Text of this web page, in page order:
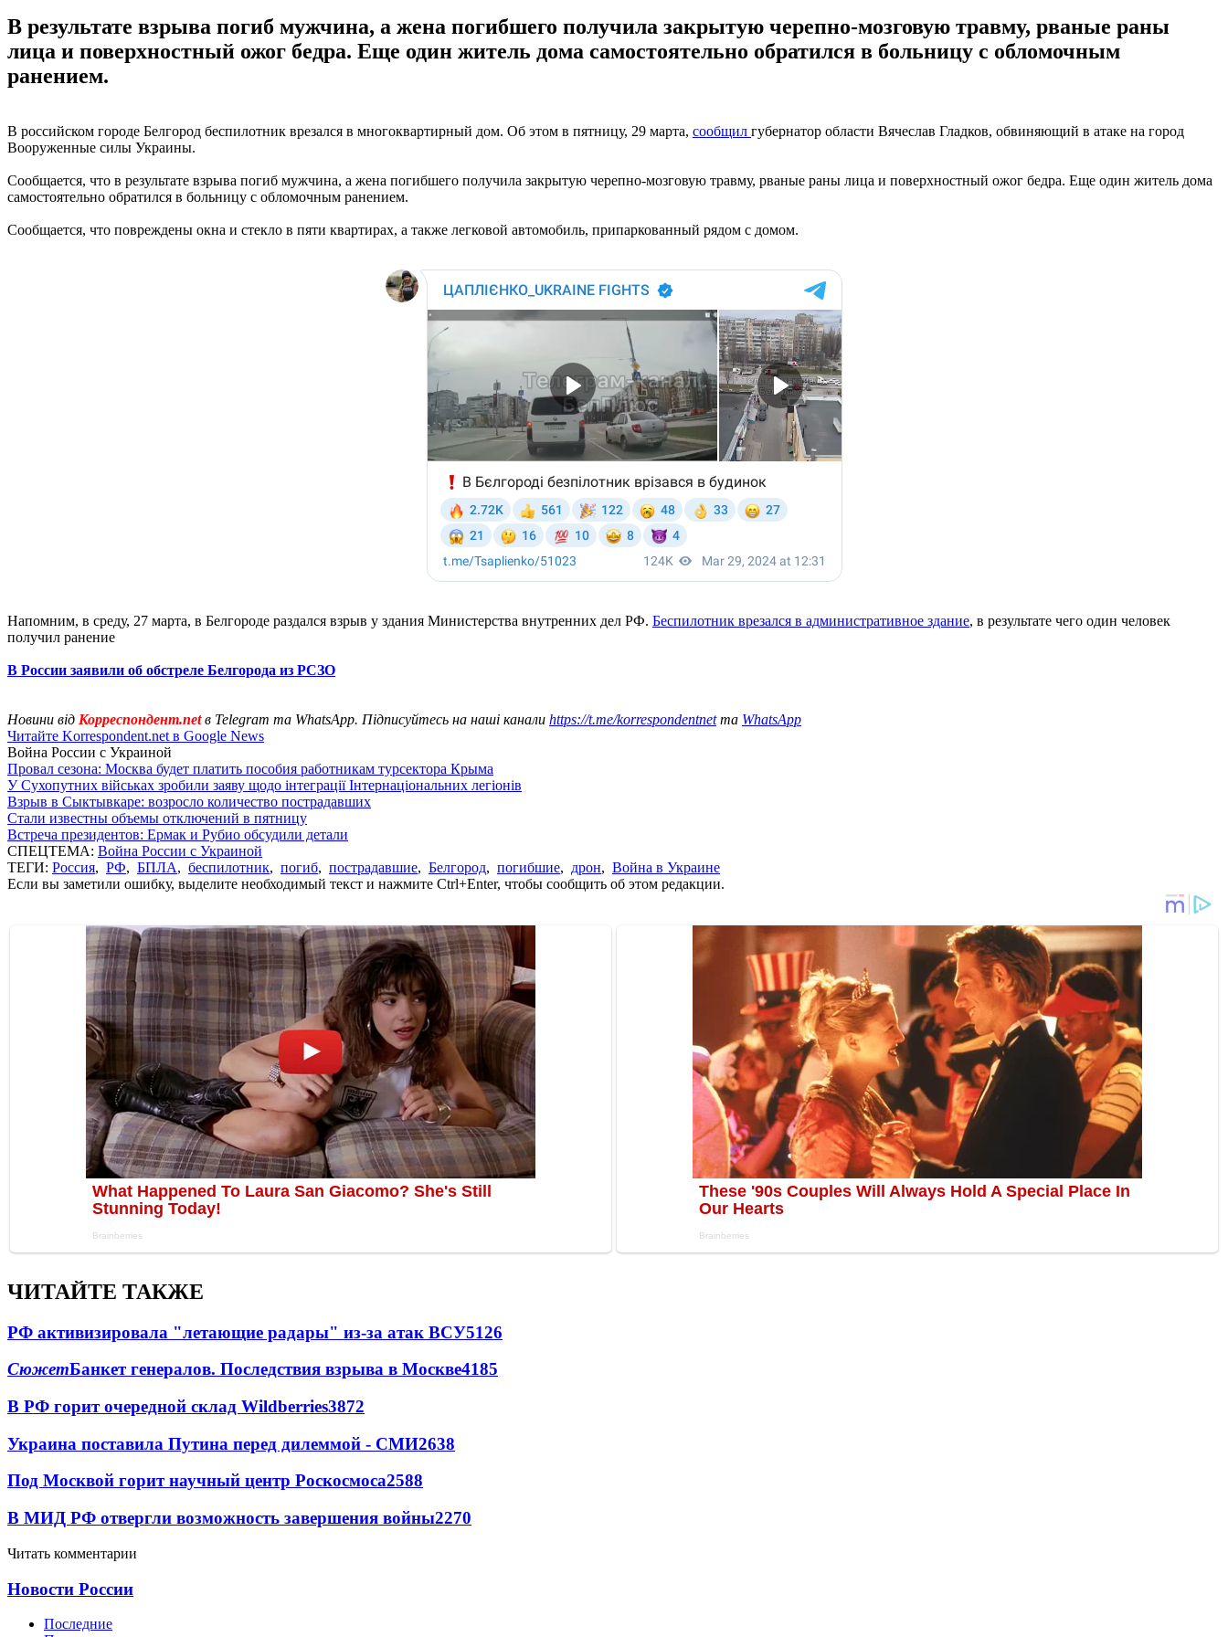
В результате взрыва погиб мужчина, а жена погибшего получила закрытую черепно-мозговую травму, рваные раны
лица и поверхностный ожог бедра. Еще один житель дома самостоятельно обратился в больницу с обломочным
ранением.
В российском городе Белгород беспилотник врезался в многоквартирный дом. Об этом в пятницу, 29 марта, сообщил губернатор области Вячеслав Гладков, обвиняющий в атаке на город
Вооруженные силы Украины.
Сообщается, что в результате взрыва погиб мужчина, а жена погибшего получила закрытую черепно-мозговую травму, рваные раны лица и поверхностный ожог бедра. Еще один житель дома
самостоятельно обратился в больницу с обломочным ранением.
Сообщается, что повреждены окна и стекло в пяти квартирах, а также легковой автомобиль, припаркованный рядом с домом.
Напомним, в среду, 27 марта, в Белгороде раздался взрыв у здания Министерства внутренних дел РФ. Беспилотник врезался в административное здание, в результате чего один человек
получил ранение
В России заявили об обстреле Белгорода из РСЗО
Новини від Корреспондент.netв Telegram та WhatsApp. Підписуйтесь на наші канали https://t.me/korrespondentnetта WhatsApp
Читайте Korrespondent.net в Google News
Война России с Украиной
Провал сезона: Москва будет платить пособия работникам турсектора Крыма
У Сухопутних військах зробили заяву щодо інтеграції Інтернаціональних легіонів
Взрыв в Сыктывкаре: возросло количество пострадавших
Стали известны объемы отключений в пятницу
Встреча президентов: Ермак и Рубио обсудили детали
СПЕЦТЕМА: Война России с Украиной
ТЕГИ: Россия, РФ, БПЛА, беспилотник, погиб, пострадавшие, Белгород, погибшие, дрон, Война в Украине
Если вы заметили ошибку, выделите необходимый текст и нажмите Ctrl+Enter, чтобы сообщить об этом редакции.
ЧИТАЙТЕ ТАКЖЕ
РФ активизировала "летающие радары" из-за атак ВСУ5126
СюжетБанкет генералов. Последствия взрыва в Москве4185
В РФ горит очередной склад Wildberries3872
Украина поставила Путина перед дилеммой - СМИ2638
Под Москвой горит научный центр Роскосмоса2588
В МИД РФ отвергли возможность завершения войны2270
Читать комментарии
Новости России
Последние